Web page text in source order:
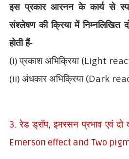
इस प्रकार आरनन के कार्य से
संश्लेषण की क्रिया में निम्नलिखित
होती हैं-
(i)प्रकाश अभिक्रिया (Light
(ii) अंधकार अभिक्रिया (Dark
3. रेडड्रॉप,इमरसन प्रभाव एवं दो
Emerson effect and Two